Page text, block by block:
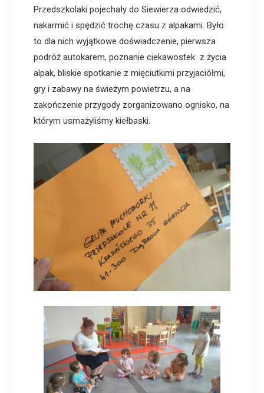
Przedszkolaki pojechały do Siewierza odwiedzić,
nakarmić i spędzić trochę czasu z alpakami. Było
to dla nich wyjątkowe doświadczenie, pierwsza
podróż autokarem, poznanie ciekawostek z życia
alpak, bliskie spotkanie z mięciutkimi przyjaciółmi,
gry i zabawy na świeżym powietrzu, a na
zakończenie przygody zorganizowano ognisko, na
którym usmażyliśmy kiełbaski.